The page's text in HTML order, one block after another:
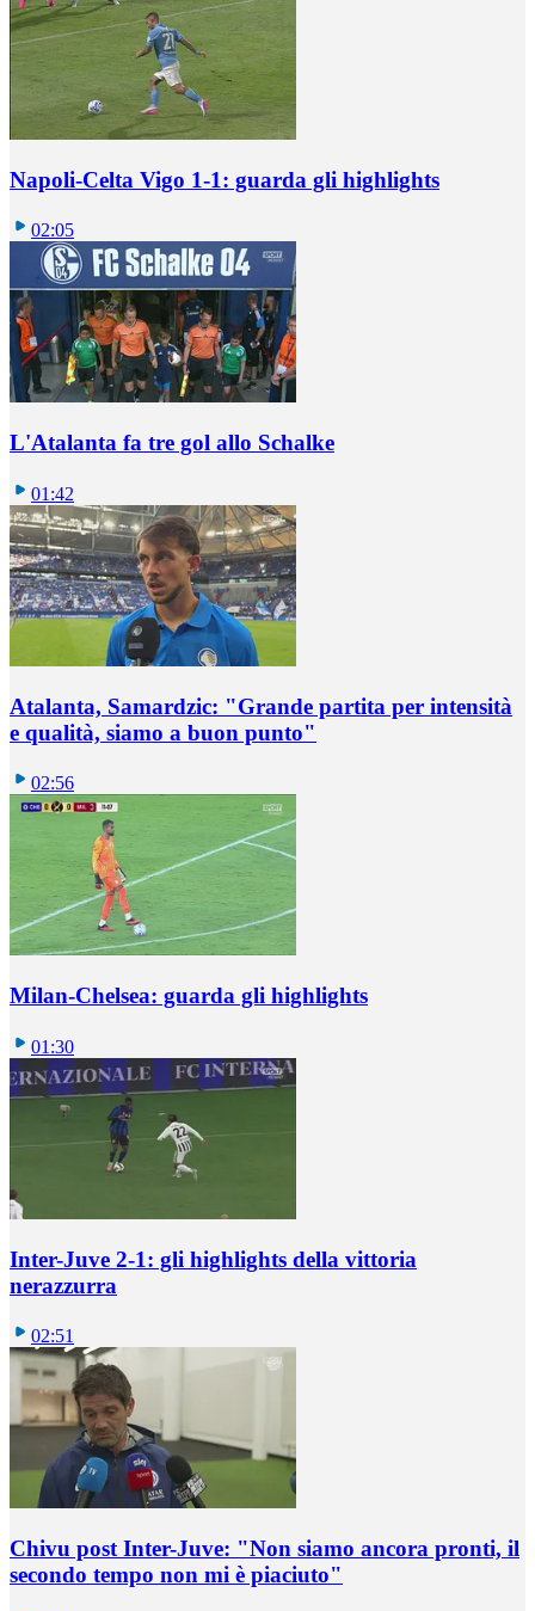
Napoli-Celta Vigo 1-1: guarda gli highlights
02:05
L'Atalanta fa tre gol allo Schalke
01:42
Atalanta, Samardzic: "Grande partita per intensità
e qualità, siamo a buon punto"
02:56
Milan-Chelsea: guarda gli highlights
01:30
Inter-Juve 2-1: gli highlights della vittoria
nerazzurra
02:51
Chivu post Inter-Juve: "Non siamo ancora pronti, il
secondo tempo non mi è piaciuto"